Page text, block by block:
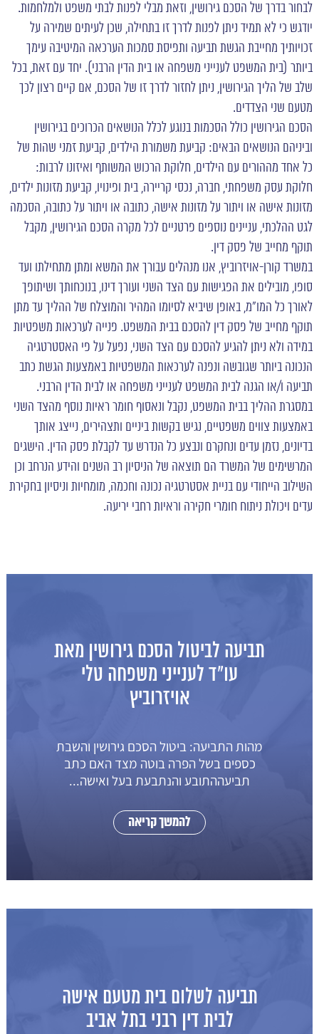
לבחור בדרך של הסכם גירושין, וזאת מבלי לפנות לבתי משפט ולמלחמות.
יודגש כי לא תמיד ניתן לפנות לדרך זו בתחילה, שכן לעיתים שמירה על
זכויותיך מחייבת הגשת תביעה ותפיסת סמכות הערכאה המיטיבה עימך
ביותר (בית המשפט לענייני משפחה או בית הדין הרבני). יחד עם זאת, בכל
שלב של הליך הגירושין, ניתן לחזור לדרך זו של הסכם, אם קיים רצון לכך
מטעם שני הצדדים.
הסכם הגירושין כולל הסכמות בנוגע לכלל הנושאים הכרוכים בגירושין
וביניהם הנושאים הבאים: קביעת משמורת הילדים, קביעת זמני שהות של
כל אחד מההורים עם הילדים, חלוקת הרכוש המשותף ואיזונו לרבות:
חלוקת עסק משפחתי, חברה, נכסי קריירה, בית ופינויו, קביעת מזונות ילדים,
מזונות אישה או ויתור על מזונות אישה, כתובה או ויתור על כתובה, הסכמה
לגט ההלכתי, עניינים נוספים פרטניים לכל מקרה הסכם הגירושין, מקבל
תוקף מחייב של פסק דין.
במשרד קורן-אויזרוביץ, אנו מנהלים עבורך את המשא ומתן מתחילתו ועד
סופו, מובילים את הפגישות עם הצד השני ועורך דינו, בנוכחותך ושיתופך
לאורך כל המו"מ, באופן שיביא לסיומו המהיר והמוצלח של ההליך עד מתן
תוקף מחייב של פסק דין להסכם בבית המשפט. פנייה לערכאות משפטיות
במידה ולא ניתן להגיע להסכם עם הצד השני, נפעל על פי האסטרטגיה
הנכונה ביותר שגובשה ונפנה לערכאות המשפטיות באמצעות הגשת כתב
תביעה ו/או הגנה לבית המשפט לענייני משפחה או לבית הדין הרבני.
במסגרת ההליך בבית המשפט, נקבל ונאסוף חומר ראיות נוסף מהצד השני
באמצעות צווים משפטיים, נגיש בקשות ביניים ותצהירים, נייצג אותך
בדיונים, נזמן עדים ונחקרם ונבצע כל הנדרש עד לקבלת פסק הדין. הישגים
המרשימים של המשרד הם תוצאה של הניסיון רב השנים והידע הנרחב וכן
השילוב הייחודי עם בניית אסטרטגיה נכונה וחכמה, מומחיות וניסיון בחקירת
עדים ויכולת ניתוח חומרי חקירה וראיות רחבי יריעה.
תביעה לביטול הסכם גירושין מאת
עו"ד לענייני משפחה טלי
אויזרוביץ
מהות התביעה: ביטול הסכם גירושין והשבת
כספים בשל הפרה בוטה מצד האם כתב
תביעההתובע והנתבעת בעל ואישה...
להמשך קריאה
תביעה לשלום בית מטעם אישה
לבית דין רבני בתל אביב